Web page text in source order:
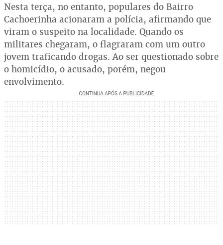
Nesta terça, no entanto, populares do Bairro
Cachoerinha acionaram a polícia, afirmando que
viram o suspeito na localidade. Quando os
militares chegaram, o flagraram com um outro
jovem traficando drogas. Ao ser questionado sobre
o homicídio, o acusado, porém, negou
envolvimento.